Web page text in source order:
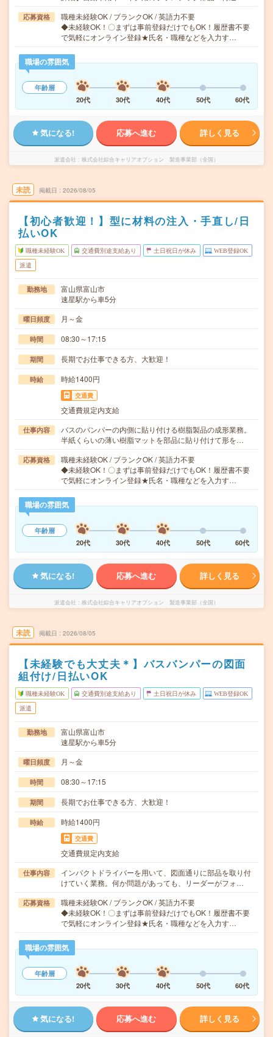
応募資格
職種未経験OK / ブランクOK / 英語力不要
◆未経験OK！〇まずは事前登録だけでもOK！履歴書不要
で気軽にオンライン登録★氏名・職種などを入力す…
職場の雰囲気
年齢層
20代
30代 40代 50代 60代
気になる! 応募へ進む 詳しく見る
派遣会社 株式会社綜合キャリアオプション 製造事業部（全国）
未読 掲載日 2026/08/05
【初心者歓迎！】型に材料の注入・手直し/日
払いOK
職種未経験OK 交通費別途支給あり 土日祝日が休み WEB登録OK
派遣
勤務地
富山県富山市
速星駅から車5分
曜日頻度 月～金
時間 08:30～17:15
期間 長期でお仕事できる方、大歓迎！
時給 時給1400円
交通費
交通費規定内支給
仕事内容
バスのバンパーの内側に貼り付ける樹脂製品の成形業務。
半紙くらいの薄い樹脂マットを部品に貼り付けて形を…
応募資格
職種未経験OK / ブランクOK / 英語力不要
◆未経験OK！〇まずは事前登録だけでもOK！履歴書不要
で気軽にオンライン登録★氏名・職種などを入力す…
職場の雰囲気
年齢層
20代
30代 40代 50代 60代
気になる! 応募へ進む 詳しく見る
派遣会社 株式会社綜合キャリアオプション 製造事業部（全国）
未読 掲載日 2026/08/05
【未経験でも大丈夫＊】バスバンパーの図面
組付け/日払いOK
職種未経験OK 交通費別途支給あり 土日祝日が休み WEB登録OK
派遣
勤務地
富山県富山市
速星駅から車5分
曜日頻度 月～金
時間 08:30～17:15
期間 長期でお仕事できる方、大歓迎！
時給 時給1400円
交通費
交通費規定内支給
仕事内容
インパクトドライバーを用いて、図面通りに部品を取り付
けていく業務。何か問題があっても、リーダーがフォ…
応募資格
職種未経験OK / ブランクOK / 英語力不要
◆未経験OK！〇まずは事前登録だけでもOK！履歴書不要
で気軽にオンライン登録★氏名・職種などを入力す…
職場の雰囲気
年齢層
20代
30代 40代 50代 60代
気になる! 応募へ進む 詳しく見る